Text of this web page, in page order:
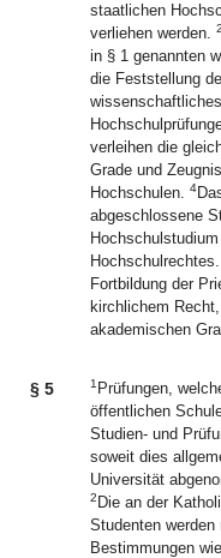
staatlichen
verliehen werden. 2
in § 1 genannten
die Feststellung
verleihen die
Grade und
Hochschulen. 4
abgeschlossene
Hochschulrechtes.
Fortbildung der
kirchlichem
akademischen
§ 5 1 Prüfungen,
öffentlichen
Studien- und
soweit dies
Universität
2 Die an der
Studenten
Bestimmungen